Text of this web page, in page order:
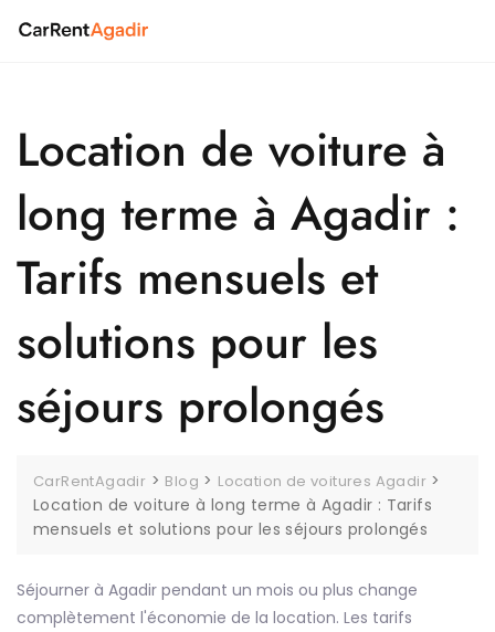
Location de voiture à
long terme à Agadir :
Tarifs mensuels et
solutions pour les
séjours prolongés
CarRentAgadir > Blog > Location de voitures Agadir >
Location de voiture à long terme à Agadir : Tarifs
mensuels et solutions pour les séjours prolongés
Séjourner à Agadir pendant un mois ou plus change
complètement l'économie de la location. Les tarifs